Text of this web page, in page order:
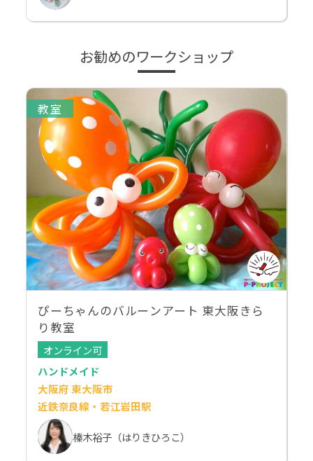
お勧めのワークショップ
教室
ぴーちゃんのバルーンアート 東大阪きら
り教室
オンライン可
ハンドメイド
大阪府 東大阪市
近鉄奈良線・若江岩田駅
榛木裕子（はりきひろこ）